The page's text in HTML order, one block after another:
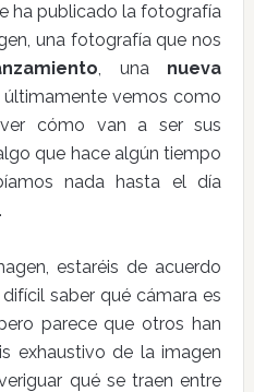
ha publicado la fotografía
una fotografía que nos
, una nueva
últimamente vemos como
cómo van a ser sus
que hace algún tiempo
nada hasta el día
estaréis de acuerdo
saber qué cámara es
parece que otros han
exhaustivo de la imagen
qué se traen entre